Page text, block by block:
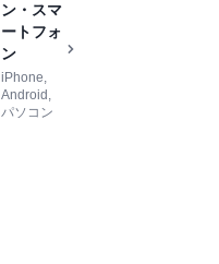
ン・スマ
ートフォ
ン
iPhone,
Android,
パソコン